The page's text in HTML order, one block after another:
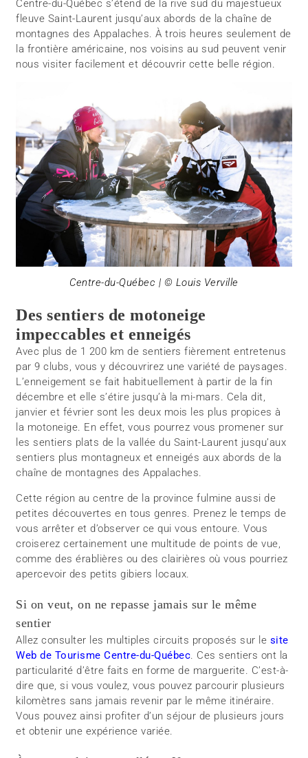
Centre-du-Québec s’étend de la rive sud du majestueux
fleuve Saint-Laurent jusqu’aux abords de la chaîne de
montagnes des Appalaches. À trois heures seulement de
la frontière américaine, nos voisins au sud peuvent venir
nous visiter facilement et découvrir cette belle région.
Centre-du-Québec | © Louis Verville
Des sentiers de motoneige
impeccables et enneigés
Avec plus de 1 200 km de sentiers fièrement entretenus
par 9 clubs, vous y découvrirez une variété de paysages.
L’enneigement se fait habituellement à partir de la fin
décembre et elle s’étire jusqu’à la mi-mars. Cela dit,
janvier et février sont les deux mois les plus propices à
la motoneige. En effet, vous pourrez vous promener sur
les sentiers plats de la vallée du Saint-Laurent jusqu’aux
sentiers plus montagneux et enneigés aux abords de la
chaîne de montagnes des Appalaches.
Cette région au centre de la province fulmine aussi de
petites découvertes en tous genres. Prenez le temps de
vous arrêter et d’observer ce qui vous entoure. Vous
croiserez certainement une multitude de points de vue,
comme des érablières ou des clairières où vous pourriez
apercevoir des petits gibiers locaux.
Si on veut, on ne repasse jamais sur le même
sentier
Allez consulter les multiples circuits proposés sur le site
Web de Tourisme Centre-du-Québec. Ces sentiers ont la
particularité d’être faits en forme de marguerite. C’est-à-
dire que, si vous voulez, vous pouvez parcourir plusieurs
kilomètres sans jamais revenir par le même itinéraire.
Vous pouvez ainsi profiter d’un séjour de plusieurs jours
et obtenir une expérience variée.